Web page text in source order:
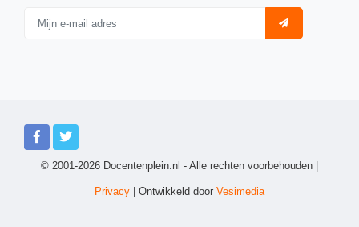
© 2001-2026 Docentenplein.nl - Alle rechten voorbehouden |
Privacy | Ontwikkeld door Vesimedia